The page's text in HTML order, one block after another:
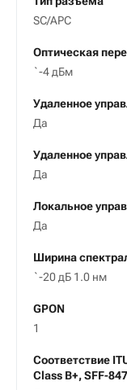
SC/APC
Оптическая
`-4 дБм
Удаленное
Да
Удаленное
Да
Локальное
Да
Ширина
`-20 дБ 1.0 нм
GPON
1
Соответствие
Class B+, SFF-